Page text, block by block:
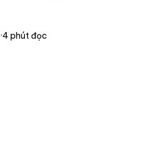
·4 phút đọc